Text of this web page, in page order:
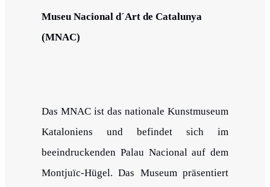
Museu Nacional d´Art de Catalunya
(MNAC)
Das MNAC ist das nationale Kunstmuseum
Kataloniens und befindet sich im
beeindruckenden Palau Nacional auf dem
Montjuïc-Hügel. Das Museum präsentiert